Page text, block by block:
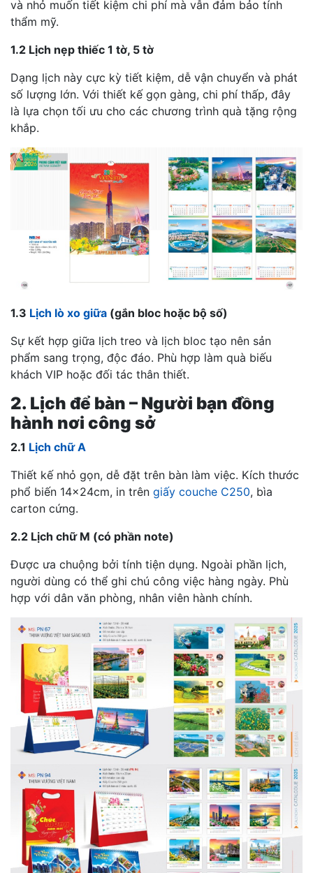
và nhỏ muốn tiết kiệm chi phí mà vẫn đảm bảo tính
thẩm mỹ.
1.2 Lịch nẹp thiếc 1 tờ, 5 tờ
Dạng lịch này cực kỳ tiết kiệm, dễ vận chuyển và phát
số lượng lớn. Với thiết kế gọn gàng, chi phí thấp, đây
là lựa chọn tối ưu cho các chương trình quà tặng rộng
khắp.
1.3 Lịch lò xo giữa (gắn bloc hoặc bộ số)
Sự kết hợp giữa lịch treo và lịch bloc tạo nên sản
phẩm sang trọng, độc đáo. Phù hợp làm quà biếu
khách VIP hoặc đối tác thân thiết.
2. Lịch để bàn – Người bạn đồng
hành nơi công sở
2.1 Lịch chữ A
Thiết kế nhỏ gọn, dễ đặt trên bàn làm việc. Kích thước
phổ biến 14x24cm, in trên giấy couche C250, bìa
carton cứng.
2.2 Lịch chữ M (có phần note)
Được ưa chuộng bởi tính tiện dụng. Ngoài phần lịch,
người dùng có thể ghi chú công việc hàng ngày. Phù
hợp với dân văn phòng, nhân viên hành chính.